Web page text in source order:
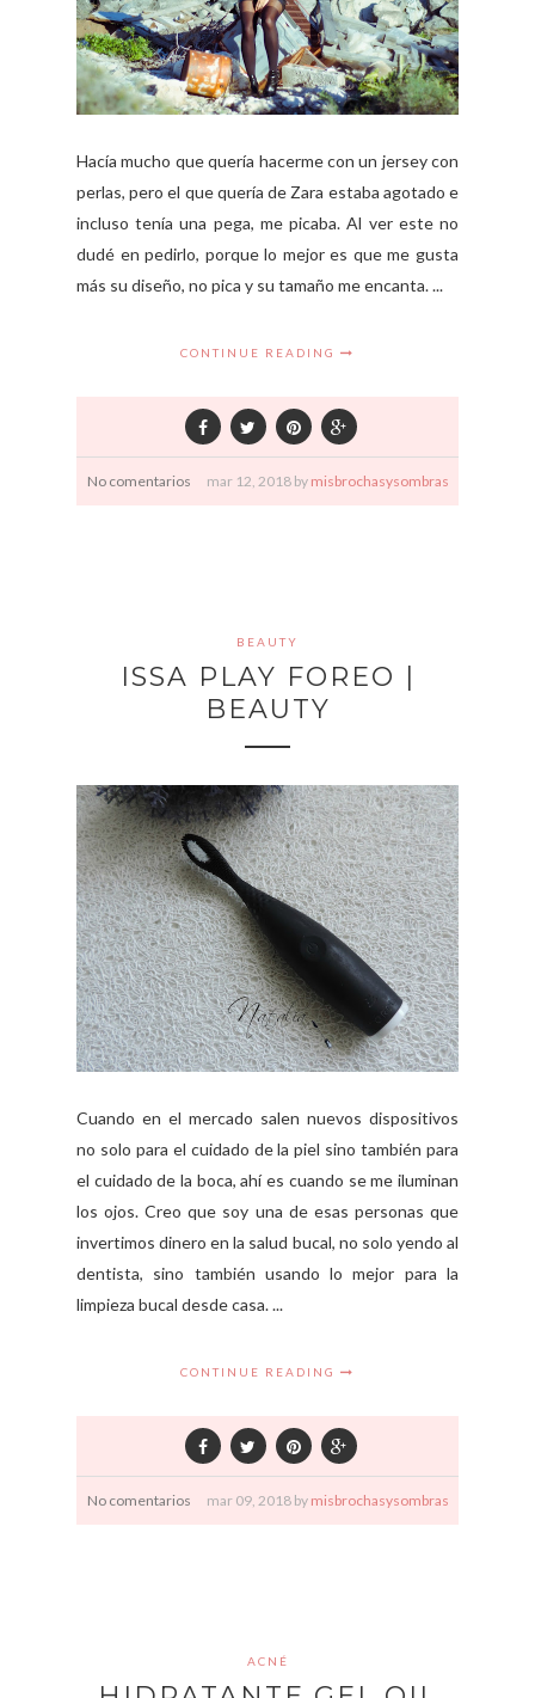
Hacía mucho que quería hacerme con un jersey con
perlas, pero el que quería de Zara estaba agotado e
incluso tenía una pega, me picaba. Al ver este no
dudé en pedirlo, porque lo mejor es que me gusta
más su diseño, no pica y su tamaño me encanta. ...
CONTINUE READING
No comentarios mar 12, 2018 by misbrochasysombras
BEAUTY
ISSA PLAY FOREO |
BEAUTY
Cuando en el mercado salen nuevos dispositivos
no solo para el cuidado de la piel sino también para
el cuidado de la boca, ahí es cuando se me iluminan
los ojos. Creo que soy una de esas personas que
invertimos dinero en la salud bucal, no solo yendo al
dentista, sino también usando lo mejor para la
limpieza bucal desde casa. ...
CONTINUE READING
No comentarios mar 09, 2018 by misbrochasysombras
ACNÉ